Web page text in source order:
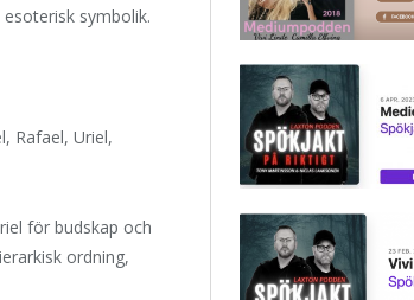
symbolik.
Rafael, Uriel,
för budskap och
ordning,